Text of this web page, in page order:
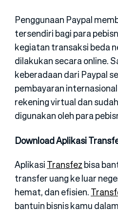
Penggunaan Paypal
tersendiri bagi para
kegiatan transaksi beda
dilakukan secara online.
keberadaan dari Paypal
pembayaran
rekening virtual dan
digunakan oleh para
Download Aplikasi
AplikasiTransfezbisa
transfer uang ke luar
hemat, dan efisien.
bantuin bisnis kamu